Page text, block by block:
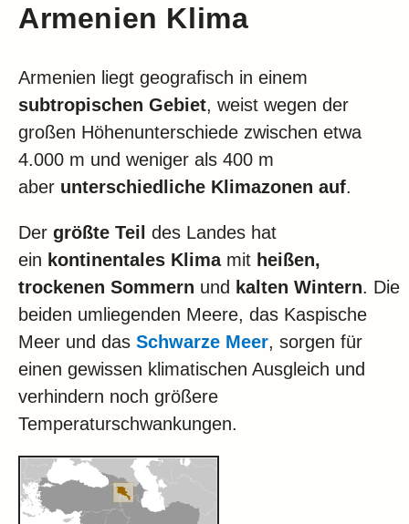
Armenien Klima
Armenien liegt geografisch in einem
subtropischen Gebiet, weist wegen der
großen Höhenunterschiede zwischen etwa
4.000 m und weniger als 400 m
aber unterschiedliche Klimazonen auf.
Der größte Teil des Landes hat
ein kontinentales Klimamit heißen,
trockenen Sommern und kalten Wintern. Die
beiden umliegenden Meere, das Kaspische
Meer und das Schwarze Meer, sorgen für
einen gewissen klimatischen Ausgleich und
verhindern noch größere
Temperaturschwankungen.